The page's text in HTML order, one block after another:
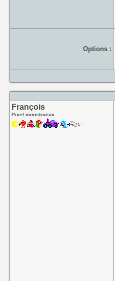
Options :
François
Pixel monstrueux